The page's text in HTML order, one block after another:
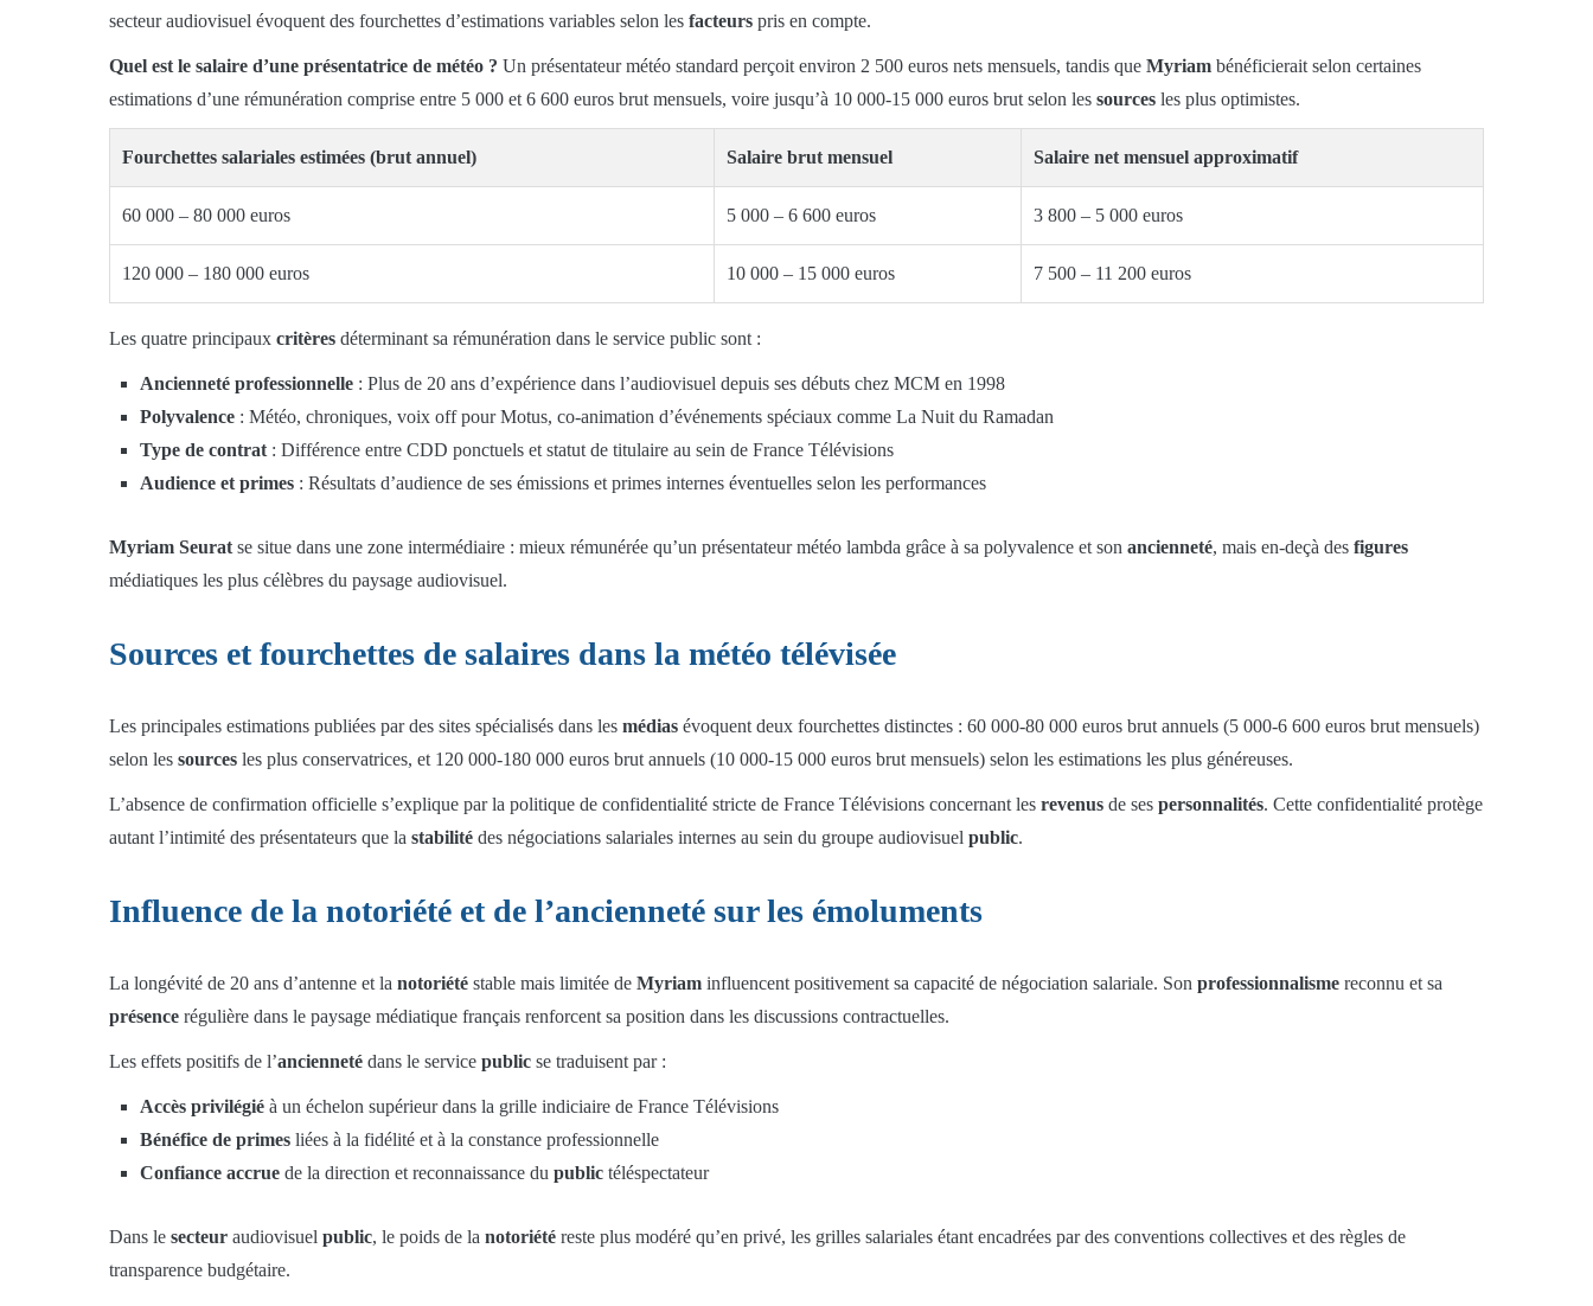
secteur audiovisuel évoquent des fourchettes d’estimations variables selon les facteurs pris en compte.
Quel est le salaire d’une présentatrice de météo ? Un présentateur météo standard perçoit environ 2 500 euros nets mensuels, tandis que Myriam bénéficierait selon certaines
estimations d’une rémunération comprise entre 5 000 et 6 600 euros brut mensuels, voire jusqu’à 10 000-15 000 euros brut selon les sources les plus optimistes.
Fourchettes salariales estimées (brut annuel) Salaire brut mensuel Salaire net mensuel approximatif
60 000 – 80 000 euros 5 000 – 6 600 euros 3 800 – 5 000 euros
120 000 – 180 000 euros 10 000 – 15 000 euros 7 500 – 11 200 euros
Les quatre principaux critères déterminant sa rémunération dans le service public sont :
Ancienneté professionnelle: Plus de 20 ans d’expérience dans l’audiovisuel depuis ses débuts chez MCM en 1998
Polyvalence: Météo, chroniques, voix off pour Motus, co-animation d’événements spéciaux comme La Nuit du Ramadan
Type de contrat: Différence entre CDD ponctuels et statut de titulaire au sein de France Télévisions
Audience et primes: Résultats d’audience de ses émissions et primes internes éventuelles selon les performances
Myriam Seurat se situe dans une zone intermédiaire : mieux rémunérée qu’un présentateur météo lambda grâce à sa polyvalence et son ancienneté, mais en-deçà des figures
médiatiques les plus célèbres du paysage audiovisuel.
Sources et fourchettes de salaires dans la météo télévisée
Les principales estimations publiées par des sites spécialisés dans les médias évoquent deux fourchettes distinctes : 60 000-80 000 euros brut annuels (5 000-6 600 euros brut mensuels)
selon les sources les plus conservatrices, et 120 000-180 000 euros brut annuels (10 000-15 000 euros brut mensuels) selon les estimations les plus généreuses.
L’absence de confirmation officielle s’explique par la politique de confidentialité stricte de France Télévisions concernant les revenus de ses personnalités. Cette confidentialité protège
autant l’intimité des présentateurs que la stabilité des négociations salariales internes au sein du groupe audiovisuel public.
Influence de la notoriété et de l’ancienneté sur les émoluments
La longévité de 20 ans d’antenne et la notoriété stable mais limitée de Myriam influencent positivement sa capacité de négociation salariale. Son professionnalisme reconnu et sa
présence régulière dans le paysage médiatique français renforcent sa position dans les discussions contractuelles.
Les effets positifs de l’ancienneté dans le service public se traduisent par :
Accès privilégiéà un échelon supérieur dans la grille indiciaire de France Télévisions
Bénéfice de primesliées à la fidélité et à la constance professionnelle
Confiance accruede la direction et reconnaissance du publictéléspectateur
Dans le secteur audiovisuel public, le poids de la notoriété reste plus modéré qu’en privé, les grilles salariales étant encadrées par des conventions collectives et des règles de
transparence budgétaire.